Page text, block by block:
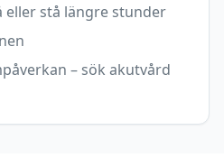
eller stå längre stunder
– sök akutvård